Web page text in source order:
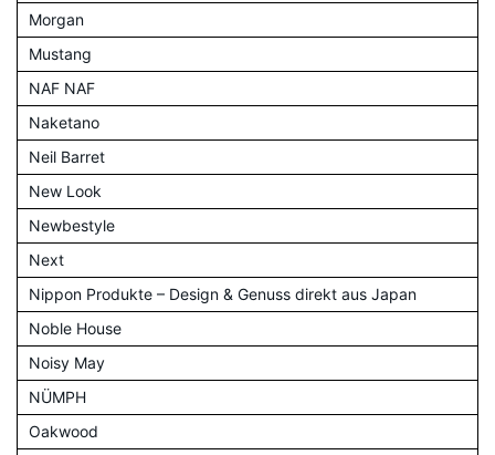
Morgan
Mustang
NAF NAF
Naketano
Neil Barret
New Look
Newbestyle
Next
Nippon Produkte – Design & Genuss direkt aus Japan
Noble House
Noisy May
NÜMPH
Oakwood